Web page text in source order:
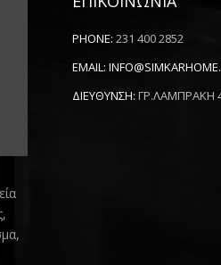
PHONE: 231 400 2852
EMAIL:
ΔΙΕΥΘΥΝΣΗ: ΓΡ.ΛΑΜΠΡΑΚΗ